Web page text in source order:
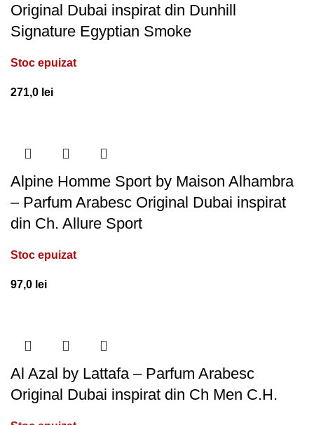
Original Dubai inspirat din Dunhill
Signature Egyptian Smoke
Stoc epuizat
271,0 lei
Alpine Homme Sport by Maison Alhambra
– Parfum Arabesc Original Dubai inspirat
din Ch. Allure Sport
Stoc epuizat
97,0 lei
Al Azal by Lattafa – Parfum Arabesc
Original Dubai inspirat din Ch Men C.H.